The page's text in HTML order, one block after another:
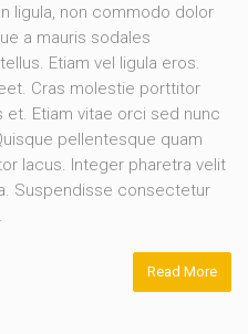
ligula, non commodo dolor
a mauris sodales
Etiam vel ligula eros.
Cras molestie porttitor
et. Etiam vitae orci sed nunc
pellentesque quam
lacus. Integer pharetra velit
Suspendisse consectetur
Read More